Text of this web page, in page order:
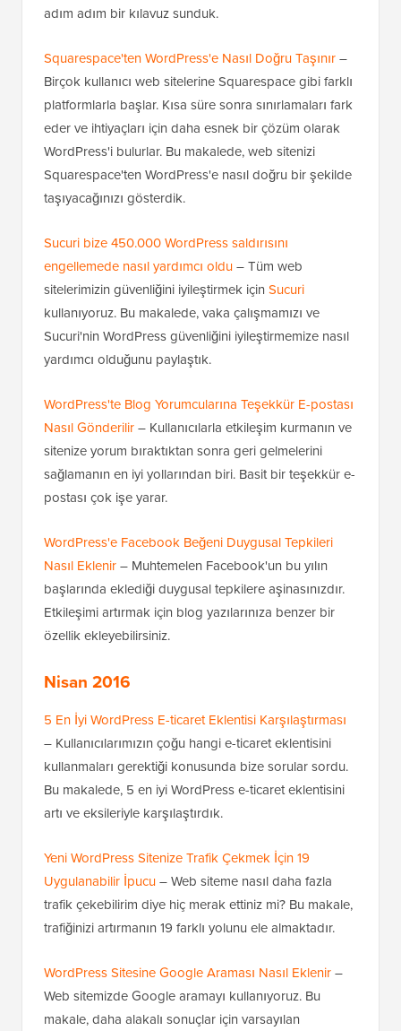
adım adım bir kılavuz sunduk.
Squarespace'ten WordPress'e Nasıl Doğru Taşınır–
Birçok kullanıcı web sitelerine Squarespace gibi farklı
platformlarla başlar. Kısa süre sonra sınırlamaları fark
eder ve ihtiyaçları için daha esnek bir çözüm olarak
WordPress'i bulurlar. Bu makalede, web sitenizi
Squarespace'ten WordPress'e nasıl doğru bir şekilde
taşıyacağınızı gösterdik.
Sucuri bize 450.000 WordPress saldırısını
engellemede nasıl yardımcı oldu– Tüm web
sitelerimizin güvenliğini iyileştirmek için Sucuri
kullanıyoruz. Bu makalede, vaka çalışmamızı ve
Sucuri'nin WordPress güvenliğini iyileştirmemize nasıl
yardımcı olduğunu paylaştık.
WordPress'te Blog Yorumcularına Teşekkür E-postası
Nasıl Gönderilir– Kullanıcılarla etkileşim kurmanın ve
sitenize yorum bıraktıktan sonra geri gelmelerini
sağlamanın en iyi yollarından biri. Basit bir teşekkür e-
postası çok işe yarar.
WordPress'e Facebook Beğeni Duygusal Tepkileri
Nasıl Eklenir– Muhtemelen Facebook'un bu yılın
başlarında eklediği duygusal tepkilere aşinasınızdır.
Etkileşimi artırmak için blog yazılarınıza benzer bir
özellik ekleyebilirsiniz.
Nisan 2016
5 En İyi WordPress E-ticaret Eklentisi Karşılaştırması
– Kullanıcılarımızın çoğu hangi e-ticaret eklentisini
kullanmaları gerektiği konusunda bize sorular sordu.
Bu makalede, 5 en iyi WordPress e-ticaret eklentisini
artı ve eksileriyle karşılaştırdık.
Yeni WordPress Sitenize Trafik Çekmek İçin 19
Uygulanabilir İpucu– Web siteme nasıl daha fazla
trafik çekebilirim diye hiç merak ettiniz mi? Bu makale,
trafiğinizi artırmanın 19 farklı yolunu ele almaktadır.
WordPress Sitesine Google Araması Nasıl Eklenir–
Web sitemizde Google aramayı kullanıyoruz. Bu
makale, daha alakalı sonuçlar için varsayılan